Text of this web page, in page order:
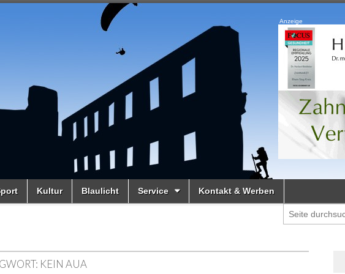
Anzeige
Kultur Blaulicht Service Kontakt & Werben
KEIN AUA